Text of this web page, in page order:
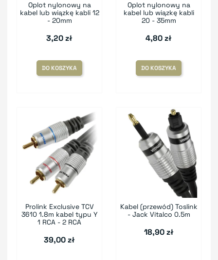
Oplot nylonowy na
kabel lub wiązkę kabli 12
- 20mm
3,20 zł
DO KOSZYKA
Oplot nylonowy na
kabel lub wiązkę kabli
20 - 35mm
4,80 zł
DO KOSZYKA
Prolink Exclusive TCV
3610 1.8m kabel typu Y
1 RCA - 2 RCA
39,00 zł
Kabel (przewód) Toslink
- Jack Vitalco 0.5m
18,90 zł